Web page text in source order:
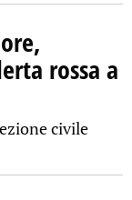
rossa a
civile